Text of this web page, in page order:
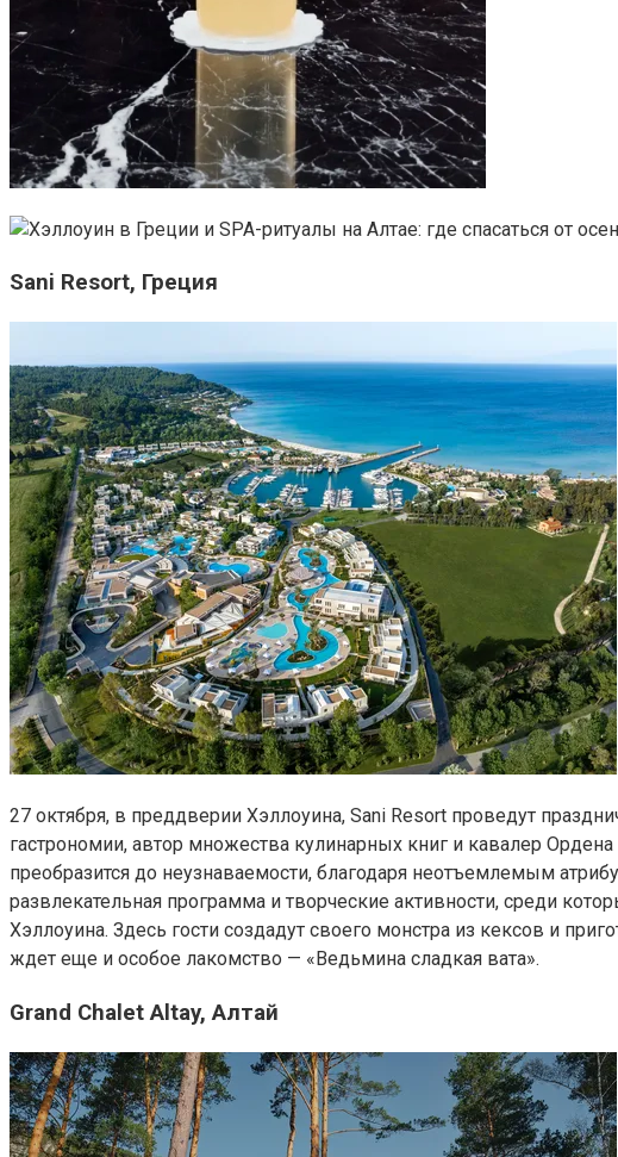
Sani Resort, Греция
27 октября, в преддверии Хэллоуина, Sani Resort проведут
гастрономии, автор множества кулинарных книг и кавалер
преобразится до неузнаваемости, благодаря неотъемлемым
развлекательная программа и творческие активности, среди
Хэллоуина. Здесь гости создадут своего монстра из кексов и
ждет еще и особое лакомство — «Ведьмина сладкая вата».
Grand Chalet Altay, Алтай